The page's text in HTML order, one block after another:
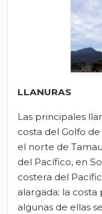
LLANURAS
Las principales
costa del Golfo
el norte de
del Pacífico, en
costera del
alargada; la
algunas de ellas